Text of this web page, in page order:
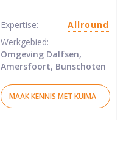
Expertise:
Allround
Werkgebied:
Omgeving Dalfsen,
Amersfoort, Bunschoten
MAAK KENNIS MET KUIMA